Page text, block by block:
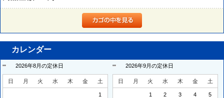
カレンダー
2026年8月の定休日
日 月 火 水 木 金 土
1
2026年9月の定休日
日 月 火 水 木 金 土
1 2 3 4 5